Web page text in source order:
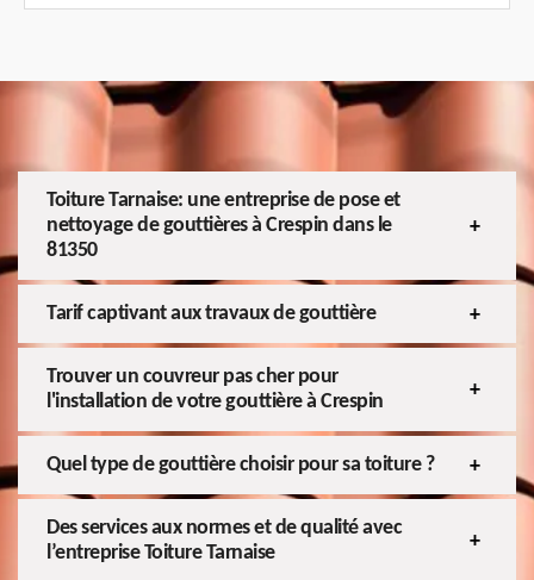
Toiture Tarnaise: une entreprise de pose et
nettoyage de gouttières à Crespin dans le
81350
Tarif captivant aux travaux de gouttière
Trouver un couvreur pas cher pour
l'installation de votre gouttière à Crespin
Quel type de gouttière choisir pour sa toiture ?
Des services aux normes et de qualité avec
l’entreprise Toiture Tarnaise